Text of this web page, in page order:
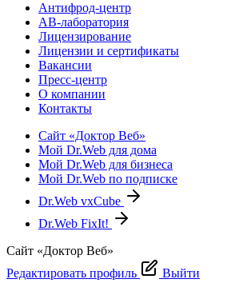
Антифрод-центр
АВ-лаборатория
Лицензирование
Лицензии и сертификаты
Вакансии
Пресс-центр
О компании
Контакты
Сайт «Доктор Веб»
Мой Dr.Web для дома
Мой Dr.Web для бизнеса
Мой Dr.Web по подписке
Dr.Web vxCube
Dr.Web FixIt!
Сайт «Доктор Веб»
Редактировать профиль
Выйти